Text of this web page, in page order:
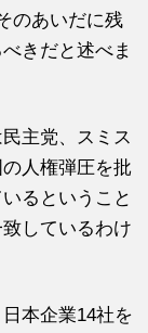
のあいだに残
きだと述べま
主党、スミス
人権弾圧を批
るということ
しているわけ
本企業14社を